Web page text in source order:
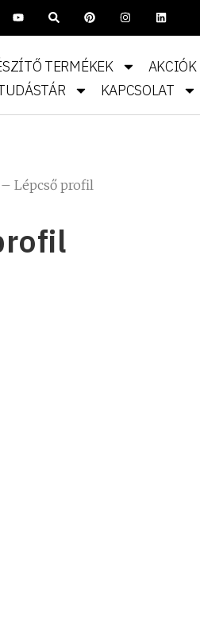
TERMÉKEK
AKCIÓK
KAPCSOLAT
Lépcső profil